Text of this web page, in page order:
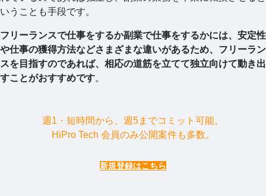
いうことも手段です。
フリーランスで仕事をするか副業で仕事をするかには、安定性
や仕事の獲得方法などさまざまな違いがあるため、フリーラン
スを目指すのであれば、相応の道筋を立てて独立向けて動き出
すことがおすすめです。
週1・短時間から、週5までコミット可能。
HiPro Tech 会員のみ公開案件も多数。
新規登録はこちら